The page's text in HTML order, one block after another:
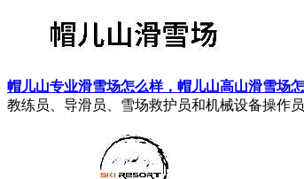
帽儿山专业滑雪场怎么样，帽儿山高山滑雪场
教练员、导滑员、雪场救护员和机械设备操作